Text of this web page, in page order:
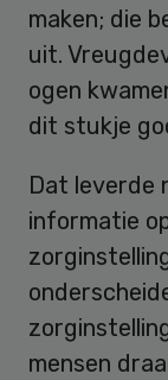
maken; die
uit.
ogen
dit stukje
Dat leverde
informatie
mensen